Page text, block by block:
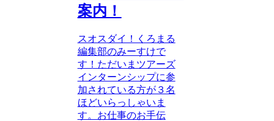
案内！
スオスダイ！くろまる
編集部のみーすけで
す！ただいまツアーズ
インターンシップに参
加されている方が３名
ほどいらっしゃいま
す。お仕事のお手伝